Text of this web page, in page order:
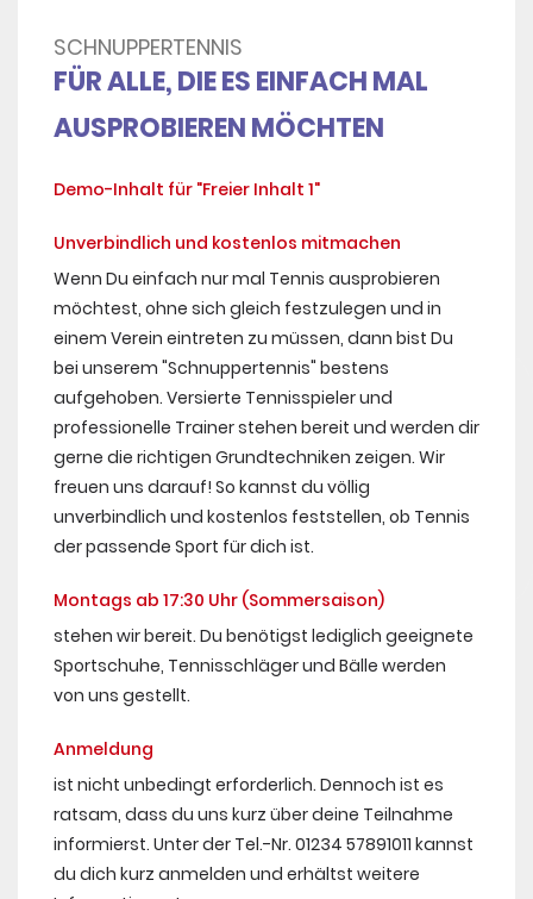
SCHNUPPERTENNIS
FÜR ALLE, DIE ES EINFACH MAL
AUSPROBIEREN MÖCHTEN
Demo-Inhalt für "Freier Inhalt 1"
Unverbindlich und kostenlos mitmachen
Wenn Du einfach nur mal Tennis ausprobieren
möchtest, ohne sich gleich festzulegen und in
einem Verein eintreten zu müssen, dann bist Du
bei unserem "Schnuppertennis" bestens
aufgehoben. Versierte Tennisspieler und
professionelle Trainer stehen bereit und werden dir
gerne die richtigen Grundtechniken zeigen. Wir
freuen uns darauf! So kannst du völlig
unverbindlich und kostenlos feststellen, ob Tennis
der passende Sport für dich ist.
Montags ab 17:30 Uhr (Sommersaison)
stehen wir bereit. Du benötigst lediglich geeignete
Sportschuhe, Tennisschläger und Bälle werden
von uns gestellt.
Anmeldung
ist nicht unbedingt erforderlich. Dennoch ist es
ratsam, dass du uns kurz über deine Teilnahme
informierst. Unter der Tel.-Nr. 01234 57891011 kannst
du dich kurz anmelden und erhältst weitere